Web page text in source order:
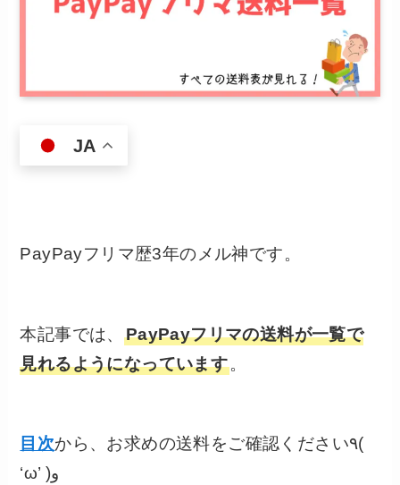
JA
PayPayフリマ歴3年のメル神です。
本記事では、 PayPayフリマの送料が一覧で
見れるようになっています。
目次から、お求めの送料をご確認ください٩(
‘ω’ )و